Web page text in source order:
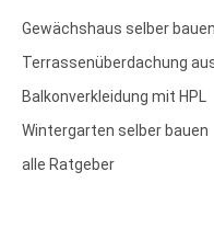
Gewächshaus selber bauen
Terrassenüberdachung
Balkonverkleidung mit HPL
Wintergarten selber bauen
alle Ratgeber